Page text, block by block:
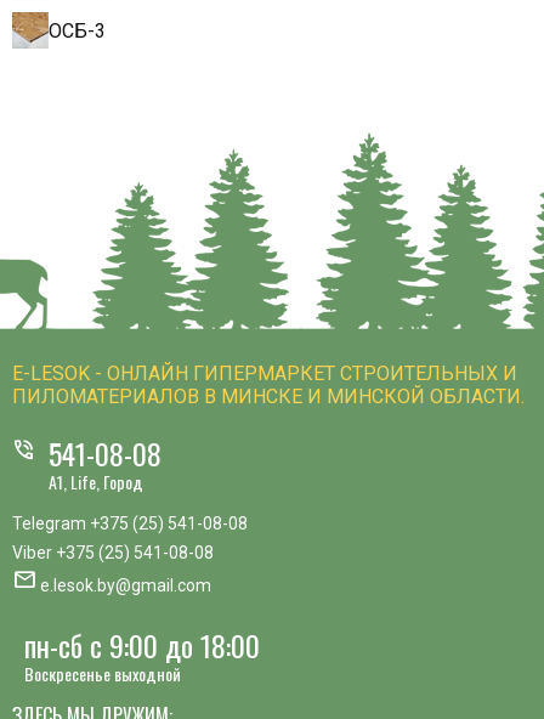
ОСБ-3
E-LESOK - ОНЛАЙН ГИПЕРМАРКЕТ СТРОИТЕЛЬНЫХ И
ПИЛОМАТЕРИАЛОВ В МИНСКЕ И МИНСКОЙ ОБЛАСТИ.
phone_in_talk 541-08-08
A1, Life, Город
Telegram +375 (25) 541-08-08
Viber +375 (25) 541-08-08
mail e.lesok.by@gmail.com
пн-сб с 9:00 до 18:00
Воскресенье выходной